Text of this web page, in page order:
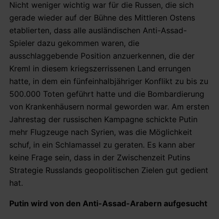
Nicht weniger wichtig war für die Russen, die sich
gerade wieder auf der Bühne des Mittleren Ostens
etablierten, dass alle ausländischen Anti-Assad-
Spieler dazu gekommen waren, die
ausschlaggebende Position anzuerkennen, die der
Kreml in diesem kriegszerrissenen Land errungen
hatte, in dem ein fünfeinhalbjähriger Konflikt zu bis zu
500.000 Toten geführt hatte und die Bombardierung
von Krankenhäusern normal geworden war. Am ersten
Jahrestag der russischen Kampagne schickte Putin
mehr Flugzeuge nach Syrien, was die Möglichkeit
schuf, in ein Schlamassel zu geraten. Es kann aber
keine Frage sein, dass in der Zwischenzeit Putins
Strategie Russlands geopolitischen Zielen gut gedient
hat.
Putin wird von den Anti-Assad-Arabern aufgesucht